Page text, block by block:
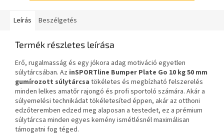
Leírás Beszélgetés
Termék részletes leírása
Erő, rugalmasság és egy jókora adag motiváció egyetlen
súlytárcsában. Az inSPORTline Bumper Plate Go 10 kg 50 mm
gumírozott súlytárcsa tökéletes és megbízható felszerelés
minden lelkes amatőr rajongó és profi sportoló számára. Akár a
súlyemelési technikádat tökéletesíted éppen, akár az otthoni
edzőteremben edzed meg alaposan a testedet, ez a prémium
súlytárcsa minden egyes kemény ismétlésnél maximálisan
támogatni fog téged.